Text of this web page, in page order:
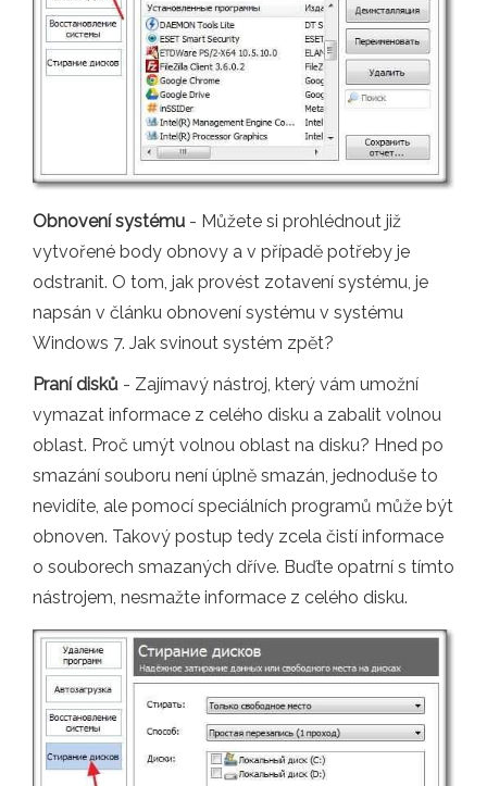
Obnovení systému - Můžete si prohlédnout již
vytvořené body obnovy a v případě potřeby je
odstranit. O tom, jak provést zotavení systému, je
napsán v článku obnovení systému v systému
Windows 7. Jak svinout systém zpět?
Praní disků - Zajímavý nástroj, který vám umožní
vymazat informace z celého disku a zabalit volnou
oblast. Proč umýt volnou oblast na disku? Hned po
smazání souboru není úplně smazán, jednoduše to
nevidíte, ale pomocí speciálních programů může být
obnoven. Takový postup tedy zcela čistí informace
o souborech smazaných dříve. Buďte opatrní s tímto
nástrojem, nesmažte informace z celého disku.